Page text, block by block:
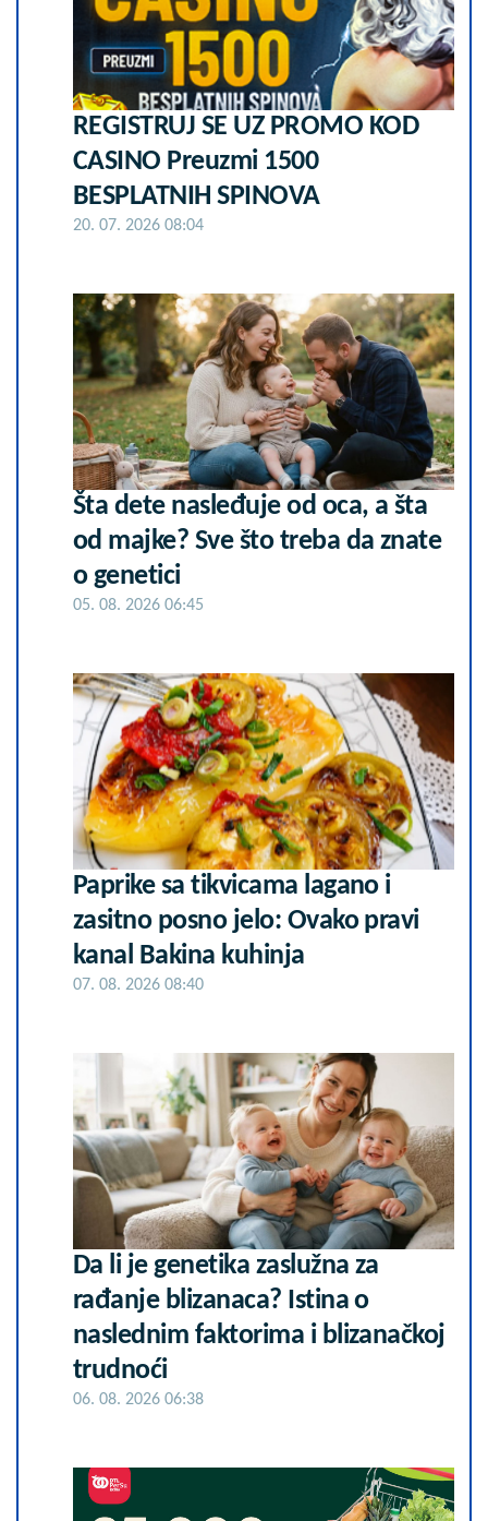
REGISTRUJ SE UZ PROMO KOD
CASINO Preuzmi 1500
BESPLATNIH SPINOVA
20. 07. 2026 08:04
Šta dete nasleđuje od oca, a šta
od majke? Sve što treba da znate
o genetici
05. 08. 2026 06:45
Paprike sa tikvicama lagano i
zasitno posno jelo: Ovako pravi
kanal Bakina kuhinja
07. 08. 2026 08:40
Da li je genetika zaslužna za
rađanje blizanaca? Istina o
naslednim faktorima i blizanačkoj
trudnoći
06. 08. 2026 06:38